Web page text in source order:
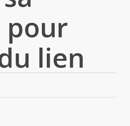
lien